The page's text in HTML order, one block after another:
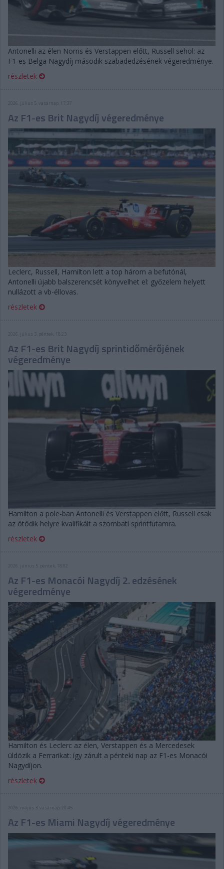
Antonelli az élen Norris és Verstappen előtt, Russell sehol: az
F1-es Belga Nagydíj második szabadedzésének végeredménye.
részletek
2026. július 5. vasárnap, 17:37
Az F1-es Brit Nagydíj végeredménye
Leclerc, Russell, Hamilton lett a top három a befutónál,
Antonelli újabb balszerencsét könyvelhet el: győzelem helyett
nullázott a vb-éllovas.
részletek
2026. július 3. péntek, 18:23
Az F1-es Brit Nagydíj sprintidőmérőjének
végeredménye
Hamilton a pole-ban Antonelli és Verstappen előtt, Russell csak
az ötödik helyre kvalifikált a szombati sprintfutamra.
részletek
2026. június 5. péntek, 18:02
Az F1-es Monacói Nagydíj 2. edzésének
végeredménye
Hamilton és Leclerc az élen, Verstappen és a Mercedesek
üldözik a Ferrarikat: így zárult a pénteki nap az F1-es Monacói
Nagydíjon.
részletek
2026. május 3. vasárnap, 20:45
Az F1-es Miami Nagydíj végeredménye